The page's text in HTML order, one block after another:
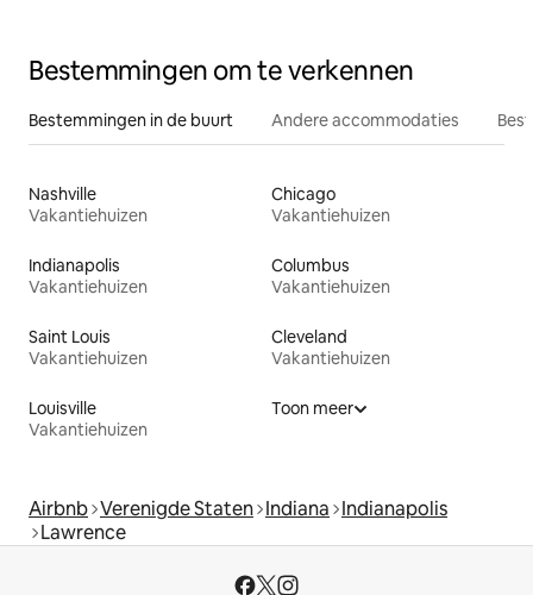
Bestemmingen om te verkennen
Bestemmingen in de buurt Andere accommodaties
Nashville
Vakantiehuizen
Chicago
Vakantiehuizen
Indianapolis
Vakantiehuizen
Columbus
Vakantiehuizen
Saint Louis
Vakantiehuizen
Cleveland
Vakantiehuizen
Louisville
Vakantiehuizen
Toon meer
Airbnb Verenigde Staten Indiana Indianapolis
Lawrence